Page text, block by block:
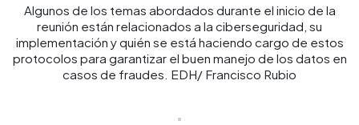
Algunos de los temas abordados durante el inicio de la
reunión están relacionados a la ciberseguridad, su
implementación y quién se está haciendo cargo de estos
protocolos para garantizar el buen manejo de los datos en
casos de fraudes. EDH/ Francisco Rubio